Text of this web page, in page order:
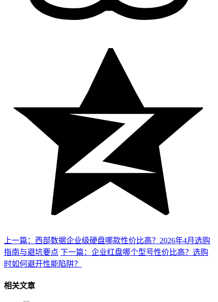
上一篇：西部数据企业级硬盘哪款性价比高？2026年4月选购
指南与避坑要点 下一篇：企业红盘哪个型号性价比高？选购
时如何避开性能陷阱？
相关文章